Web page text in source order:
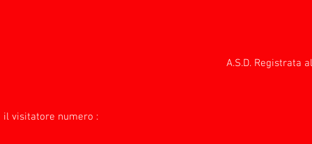
A.S.D. Registrata
il visitatore numero :